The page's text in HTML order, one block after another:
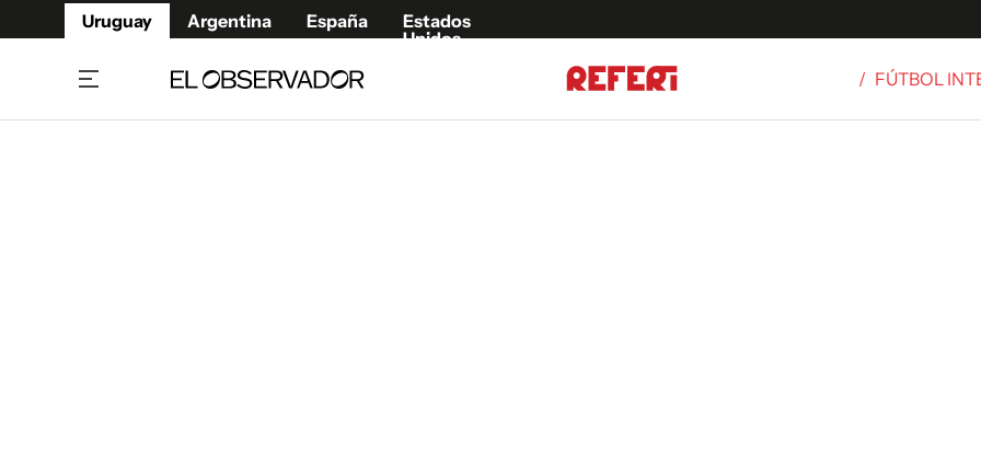
Uruguay Argentina España
Estados
Unidos
/ FÚTBOL